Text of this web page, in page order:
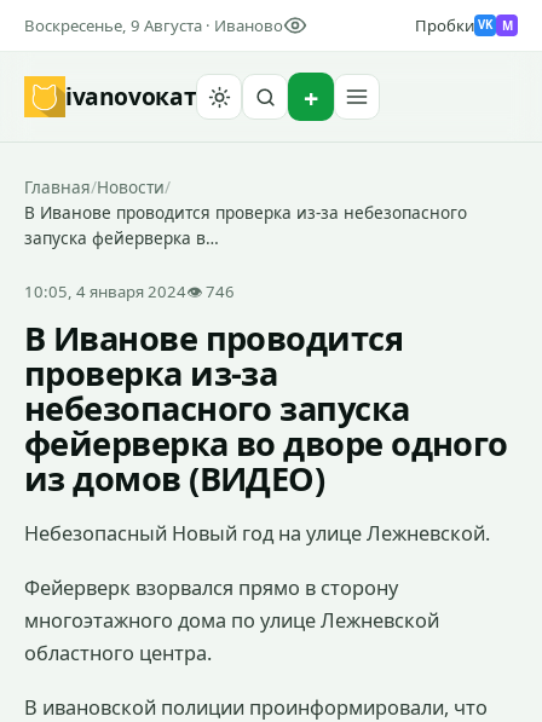
Воскресенье, 9 Августа · Иваново Пробки VK M
ivanovoкат
Главная/Новости/
В Иванове проводится проверка из-за небезопасного
запуска фейерверка в…
10:05, 4 января 2024👁 746
В Иванове проводится
проверка из-за
небезопасного запуска
фейерверка во дворе одного
из домов (ВИДЕО)
Небезопасный Новый год на улице Лежневской.
Фейерверк взорвался прямо в сторону
многоэтажного дома по улице Лежневской
областного центра.
В ивановской полиции проинформировали, что